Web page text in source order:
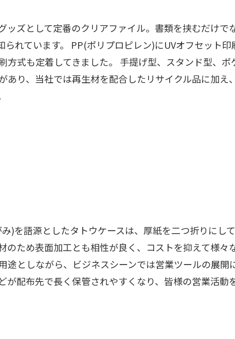
ッズとして定番のクリアファイル。書類を挟むだけで
られています。 PP(ポリプロピレン)にUVオフセット
方式も定着してきました。 手提げ型、スタンド型、
あり、当社では再生材を配合したリサイクル品に加え
)を語源としたタトウケースは、厚紙を二つ折りにし
のため表面加工とも相性が良く、コストを抑えて様々
途としながら、ビジネスシーンでは営業ツールの展開
が配布先で長く保管されやすくなり、皆様の営業活動